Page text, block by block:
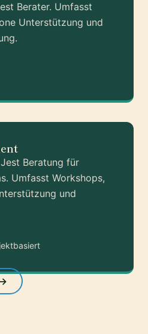
Berater. Umfasst
Unterstützung und
Beratung für
Umfasst Workshops,
und